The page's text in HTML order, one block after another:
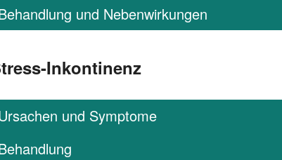
und Nebenwirkungen
Inkontinenz
und Symptome